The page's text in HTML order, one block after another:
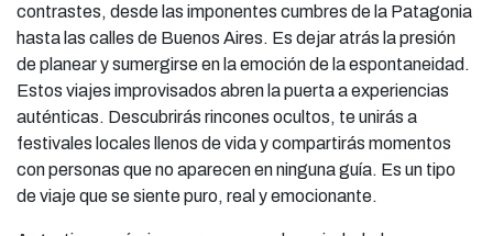
contrastes, desde las imponentes cumbres de la Patagonia
hasta las calles de Buenos Aires. Es dejar atrás la presión
de planear y sumergirse en la emoción de la espontaneidad.
Estos viajes improvisados abren la puerta a experiencias
auténticas. Descubrirás rincones ocultos, te unirás a
festivales locales llenos de vida y compartirás momentos
con personas que no aparecen en ninguna guía. Es un tipo
de viaje que se siente puro, real y emocionante.